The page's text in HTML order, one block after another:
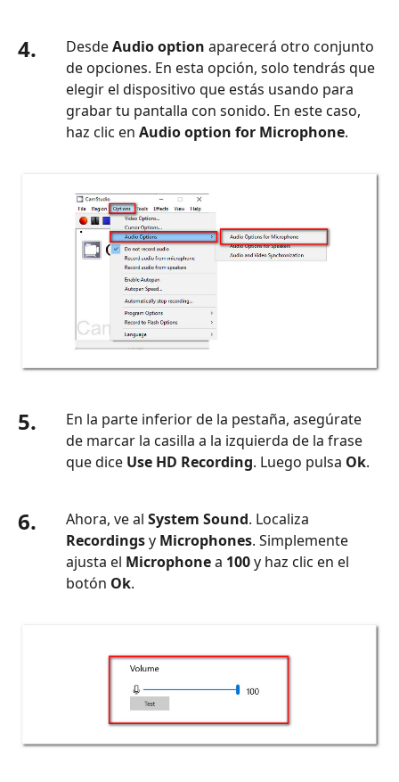
4. DesdeAudio option aparecerá otro conjunto
de opciones. En esta opción, solo tendrás que
elegir el dispositivo que estás usando para
grabar tu pantalla con sonido. En este caso,
haz clic en Audio option for Microphone.
5.
En la parte inferior de la pestaña, asegúrate
de marcar la casilla a la izquierda de la frase
que dice Use HD Recording. Luego pulsa Ok.
6. Ahora, ve al System Sound. Localiza
Recordingsy Microphones. Simplemente
ajusta el Microphonea 100y haz clic en el
botón Ok.